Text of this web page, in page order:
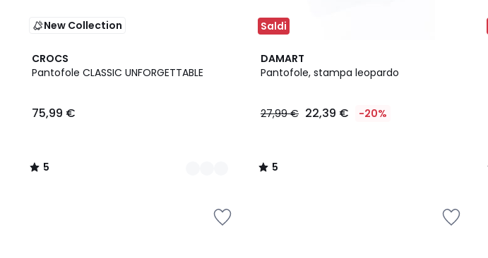
New Collection
CROCS
Pantofole CLASSIC UNFORGETTABLE
75,99 €
5
/
3
Colori
5
/
Saldi
DAMART
Pantofole, stampa leopardo
27,99 € 22,39 € -20%
5
/
5
/